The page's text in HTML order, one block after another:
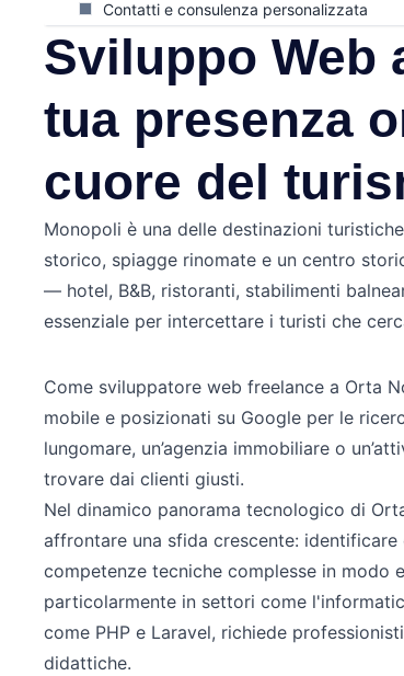
Contatti e consulenza personalizzata
Sviluppo Web
tua presenza
cuore del
Monopoli è una delle destinazioni
storico, spiagge rinomate e un centro
— hotel, B&B, ristoranti, stabilimenti
essenziale per intercettare i turisti che
Come sviluppatore web freelance a Orta
mobile e posizionati su Google per le
lungomare, un’agenzia immobiliare o
trovare dai clienti giusti.
Nel dinamico panorama tecnologico di
affrontare una sfida crescente:
competenze tecniche complesse in modo
particolarmente in settori come
come PHP e Laravel, richiede
didattiche.